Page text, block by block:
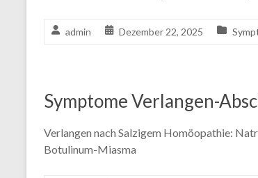
admin Dezember 22, 2025
Symptome Verlangen-
Verlangen nach Salzigem Homöopathie:
Botulinum-Miasma